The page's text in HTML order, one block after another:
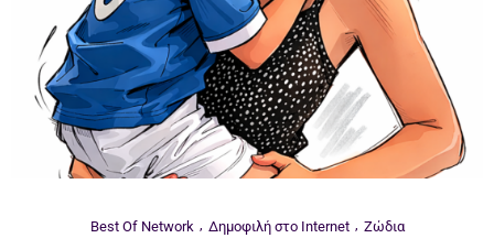
Best Of Network Δημοφιλή στο Internet Ζώδια